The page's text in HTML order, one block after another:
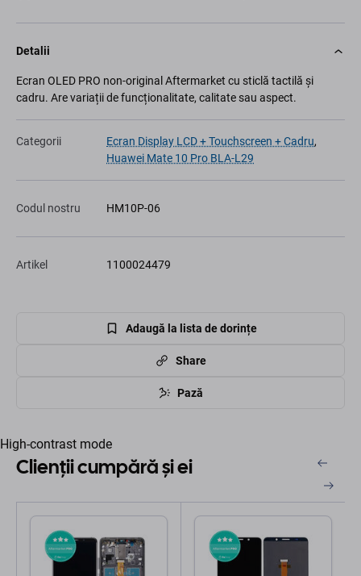
Detalii
Ecran OLED PRO non-original Aftermarket cu sticlă tactilă și
cadru. Are variații de funcționalitate, calitate sau aspect.
Categorii Ecran Display LCD + Touchscreen + Cadru,
Huawei Mate 10 Pro BLA-L29
Codul nostru HM10P-06
Artikel 1100024479
Adaugă la lista de dorințe
Share
Pază
High-contrast mode
Clienții cumpără și ei